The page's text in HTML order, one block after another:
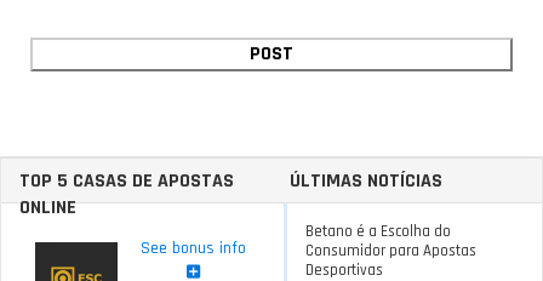
TOP 5 CASAS DE APOSTAS
ONLINE
See bonus info
ÚLTIMAS NOTÍCIAS
Betano é a Escolha do
Consumidor para Apostas
Desportivas